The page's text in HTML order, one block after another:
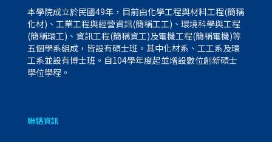
本學院成立於民國49年，目前由化學工程與材料工程(簡稱
化材)、工業工程與經營資訊(簡稱工工)、環境科學與工程
(簡稱環工)、資訊工程(簡稱資工)及電機工程(簡稱電機)等
五個學系組成，皆設有碩士班。其中化材系、工工系及環
工系並設有博士班。自104學年度起並增設數位創新碩士
學位學程。
聯絡資訊